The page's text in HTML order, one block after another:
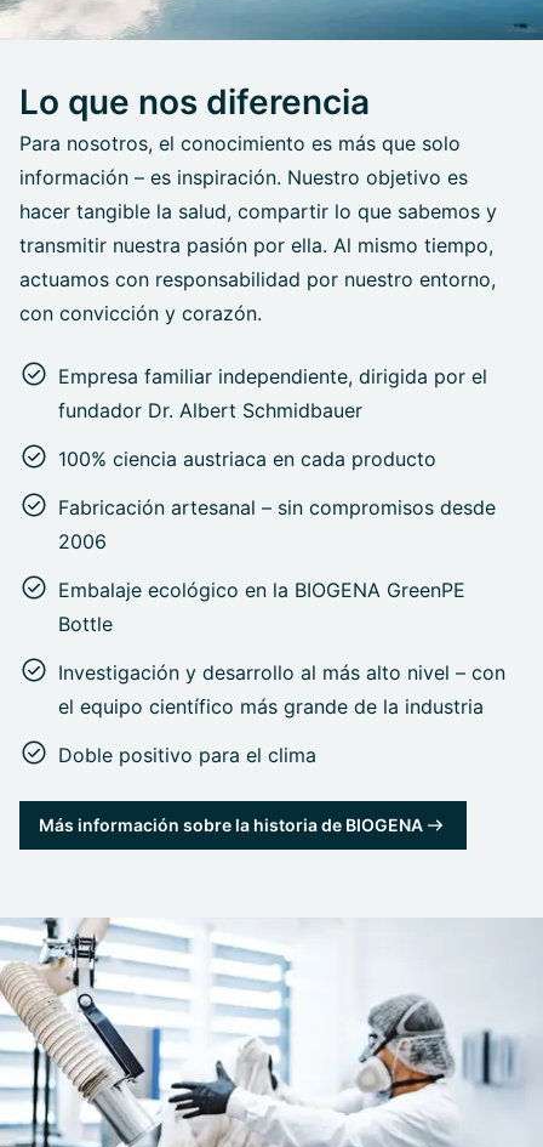
Lo que nos diferencia
Para nosotros, el conocimiento es más que solo
información – es inspiración. Nuestro objetivo es
hacer tangible la salud, compartir lo que sabemos y
transmitir nuestra pasión por ella. Al mismo tiempo,
actuamos con responsabilidad por nuestro entorno,
con convicción y corazón.
Empresa familiar independiente, dirigida por el
fundador Dr. Albert Schmidbauer
100% ciencia austriaca en cada producto
Fabricación artesanal – sin compromisos desde
2006
Embalaje ecológico en la BIOGENA GreenPE
Bottle
Investigación y desarrollo al más alto nivel – con
el equipo científico más grande de la industria
Doble positivo para el clima
Más información sobre la historia de BIOGENA